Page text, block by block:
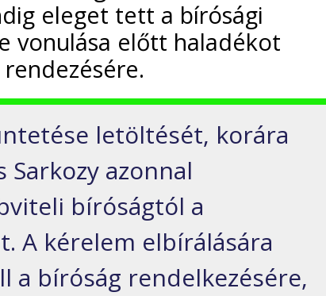
eleget tett a bírósági
vonulása előtt haladékot
letöltését, korára
azonnal
bíróságtól a
A kérelem elbírálására
a bíróság rendelkezésére,